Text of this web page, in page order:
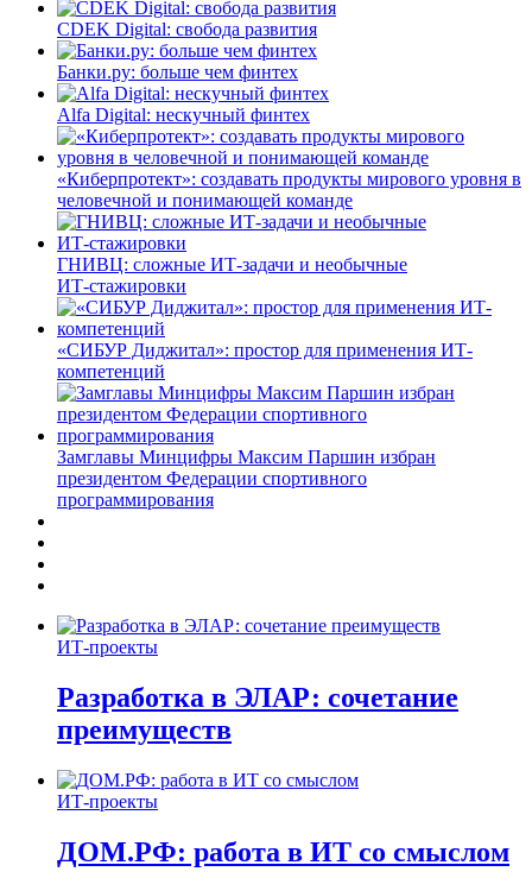
CDEK Digital: свобода развития
Банки.ру: больше чем финтех
Alfa Digital: нескучный финтех
«Киберпротект»: создавать продукты мирового уровня в
человечной и понимающей команде
ГНИВЦ: сложные ИТ‑задачи и необычные
ИТ‑стажировки
«СИБУР Диджитал»: простор для применения ИТ-
компетенций
Замглавы Минцифры Максим Паршин избран
президентом Федерации спортивного
программирования
ИТ-проекты
Разработка в ЭЛАР: сочетание
преимуществ
ИТ-проекты
ДОМ.РФ: работа в ИТ со смыслом